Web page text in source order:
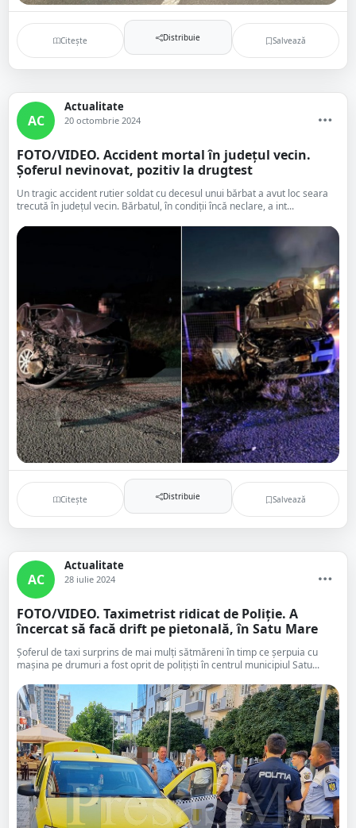
Citește Distribuie Salvează
AC
Actualitate
20 octombrie 2024
FOTO/VIDEO. Accident mortal în județul vecin.
Șoferul nevinovat, pozitiv la drugtest
Un tragic accident rutier soldat cu decesul unui bărbat a avut loc seara
trecută în județul vecin. Bărbatul, în condiții încă neclare, a int...
Citește Distribuie Salvează
AC
Actualitate
28 iulie 2024
FOTO/VIDEO. Taximetrist ridicat de Poliție. A
încercat să facă drift pe pietonală, în Satu Mare
Șoferul de taxi surprins de mai mulți sătmăreni în timp ce șerpuia cu
mașina pe drumuri a fost oprit de polițiști în centrul municipiul Satu...